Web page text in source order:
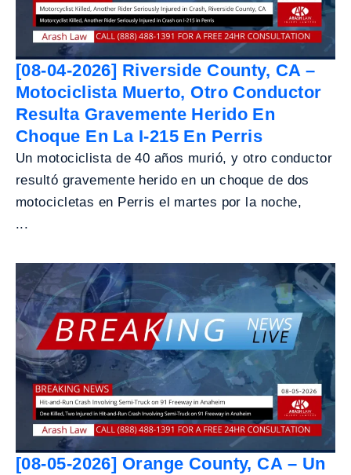
[08-04-2026] Riverside County, CA –
Motociclista Muerto, Otro Conductor
Resulta Gravemente Herido En
Choque En La I-215 En Perris
Un motociclista de 40 años murió, y otro conductor
resultó gravemente herido en un choque de dos
motocicletas en Perris el martes por la noche,
...
[08-05-2026] Orange County, CA – Un